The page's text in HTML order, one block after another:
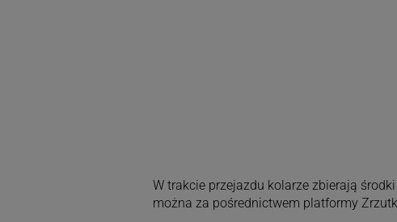
W trakcie przejazdu kolarze zbierają
można za pośrednictwem platformy